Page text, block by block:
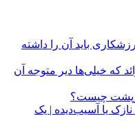
باید آن را داشته
که خیلی‌ها دیر متوجه آن
چیست؟
یا آسیب‌دیده | یک